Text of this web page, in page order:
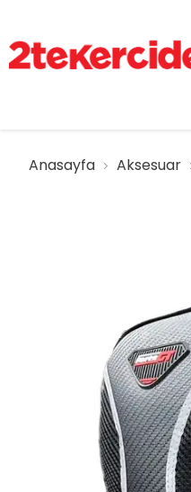
Anasayfa Aksesuar